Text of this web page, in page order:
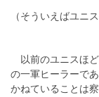
（そういえばユニ
以前のユニスほ
の一軍ヒーラーで
かねていることは察